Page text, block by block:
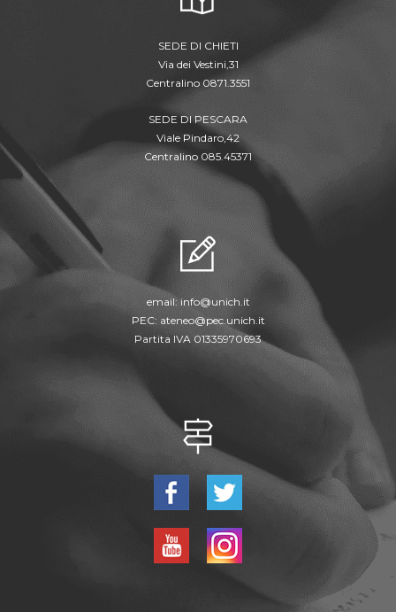
SEDE DI CHIETI
Via dei Vestini,31
Centralino 0871.3551
SEDE DI PESCARA
Viale Pindaro,42
Centralino 085.45371
email: info@unich.it
PEC: ateneo@pec.unich.it
Partita IVA 01335970693